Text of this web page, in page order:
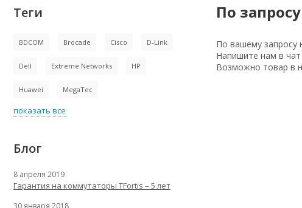
По
По вашему запросу
Напишите нам в чат
Возможно товар в
Теги
BDCOM Brocade Cisco D-Link
Dell Extreme Networks HP
Huawei MegaTec
показать все
Блог
8 апреля 2019
Гарантия на коммутаторы TFortis – 5 лет
30 января 2018